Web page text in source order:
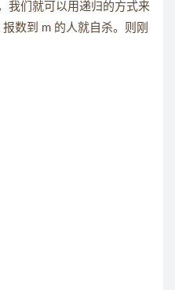
我们就可以用递归的方式来
数到 m 的人就自杀。则刚